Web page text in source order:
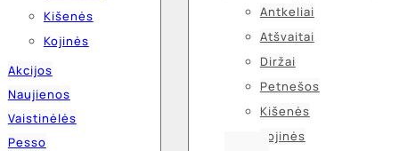
Kišenės
Kojinės
Akcijos
Naujienos
Vaistinėlės
Pesso
Antkeliai
Atšvaitai
Diržai
Petnešos
Kišenės
Kojinės